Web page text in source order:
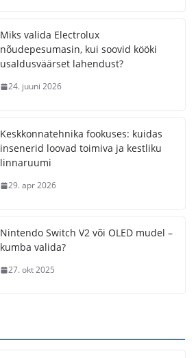
Miks valida Electrolux
nõudepesumasin, kui soovid kööki
usaldusväärset lahendust?
24. juuni 2026
Keskkonnatehnika fookuses: kuidas
insenerid loovad toimiva ja kestliku
linnaruumi
29. apr 2026
Nintendo Switch V2 või OLED mudel –
kumba valida?
27. okt 2025